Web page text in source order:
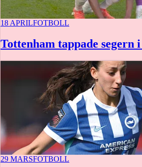
18 APRILFOTBOLL
Tottenham tappade segern
29 MARSFOTBOLL